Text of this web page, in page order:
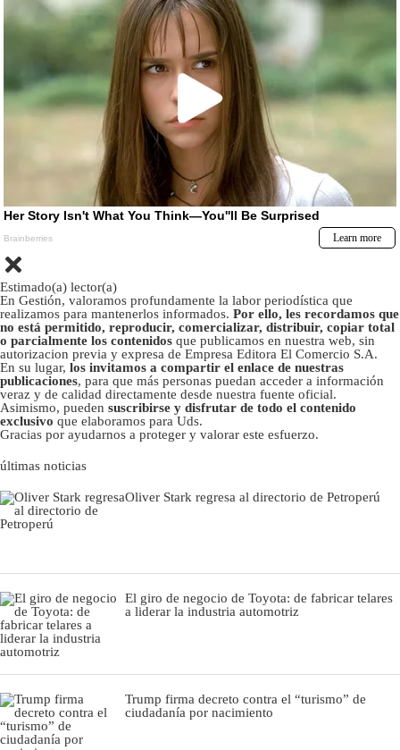
Estimado(a) lector(a)
En Gestión, valoramos profundamente la labor periodística que
realizamos para mantenerlos informados. Por ello, les recordamos que
no está permitido, reproducir, comercializar, distribuir, copiar total
o parcialmente los contenidos que publicamos en nuestra web, sin
autorizacion previa y expresa de Empresa Editora El Comercio S.A.
En su lugar, los invitamos a compartir el enlace de nuestras
publicaciones, para que más personas puedan acceder a información
veraz y de calidad directamente desde nuestra fuente oficial.
Asimismo, pueden suscribirse y disfrutar de todo el contenido
exclusivo que elaboramos para Uds.
Gracias por ayudarnos a proteger y valorar este esfuerzo.
últimas noticias
Oliver Stark regresa al directorio de Petroperú
El giro de negocio de Toyota: de fabricar telares
a liderar la industria automotriz
Trump firma decreto contra el “turismo” de
ciudadanía por nacimiento